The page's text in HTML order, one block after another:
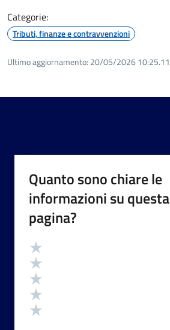
Categorie:
Tributi, finanze e contravvenzioni
Ultimo aggiornamento: 20/05/2026 10:25.11
Quanto sono chiare le
informazioni su questa
pagina?
Valutazione